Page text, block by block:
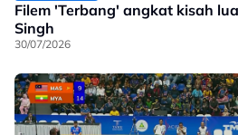
Filem 'Terbang' angkat kisah
Singh
30/07/2026